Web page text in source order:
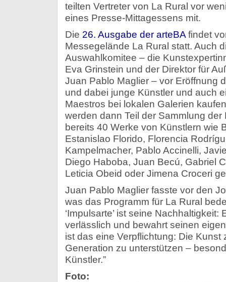
teilten Vertreter von La Rural vor
eines Presse-Mittagessens mit.
Die 26. Ausgabe der arteBAfindet
Messegelände La Rural statt. Auch
Auswahlkomitee – die
Eva Grinstein und der Direktor für
Juan Pablo Maglier – vor Eröffnung
und dabei junge Künstler und auch
Maestros bei lokalen Galerien
werden dann Teil der Sammlung der
bereits 40 Werke von Künstlern wie
Estanislao Florido, Florencia
Kampelmacher, Pablo Accinelli,
Diego Haboba, Juan Becú, Gabriel
Leticia Obeid oder Jimena Croceri
Juan Pablo Maglier fasste vor den
was das Programm für La Rural
‘Impulsarte’ ist seine Nachhaltigkeit:
verlässlich und bewahrt seinen
ist das eine Verpflichtung: Die Kunst
Generation zu unterstützen –
Künstler.”
Foto: